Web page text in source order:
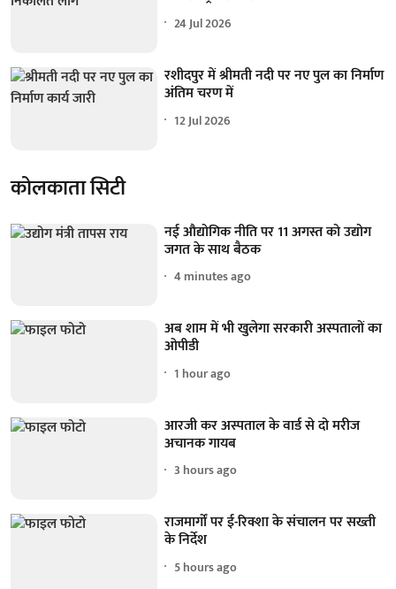
24 Jul 2026
रशीदपुर में श्रीमती नदी पर नए पुल का निर्माण
अंतिम चरण में
12 Jul 2026
कोलकाता सिटी
नई औद्योगिक नीति पर 11 अगस्त को उद्योग
जगत के साथ बैठक
4 minutes ago
अब शाम में भी खुलेगा सरकारी अस्पतालों का
ओपीडी
1 hour ago
आरजी कर अस्पताल के वार्ड से दो मरीज
अचानक गायब
3 hours ago
राजमार्गों पर ई-रिक्शा के संचालन पर सख्ती
के निर्देश
5 hours ago